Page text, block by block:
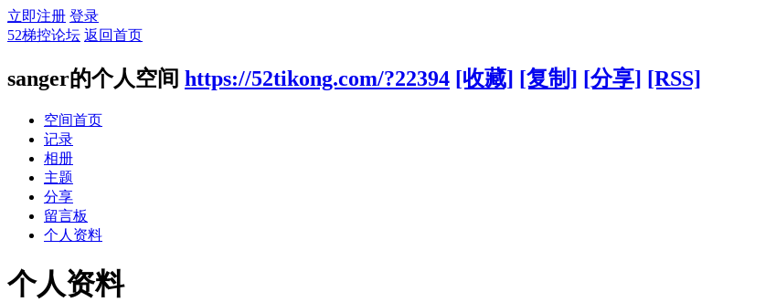
立即注册 登录
52梯控论坛 返回首页
sanger的个人空间 https://52tikong.com/?22394 [收藏] [复制] [分享] [RSS]
空间首页
记录
相册
主题
分享
留言板
个人资料
个人资料